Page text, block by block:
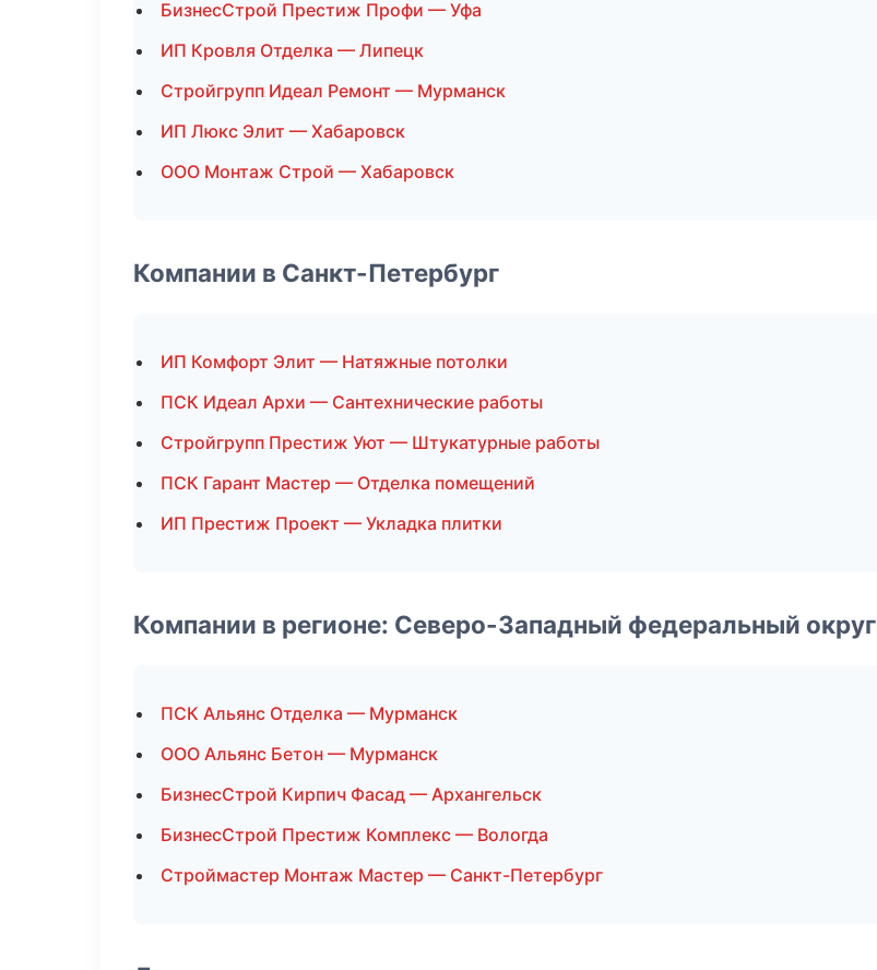
БизнесСтрой Престиж Профи — Уфа
ИП Кровля Отделка — Липецк
Стройгрупп Идеал Ремонт — Мурманск
ИП Люкс Элит — Хабаровск
ООО Монтаж Строй — Хабаровск
Компании в Санкт-Петербург
ИП Комфорт Элит — Натяжные потолки
ПСК Идеал Архи — Сантехнические работы
Стройгрупп Престиж Уют — Штукатурные работы
ПСК Гарант Мастер — Отделка помещений
ИП Престиж Проект — Укладка плитки
Компании в регионе: Северо-Западный федеральный округ
ПСК Альянс Отделка — Мурманск
ООО Альянс Бетон — Мурманск
БизнесСтрой Кирпич Фасад — Архангельск
БизнесСтрой Престиж Комплекс — Вологда
Строймастер Монтаж Мастер — Санкт-Петербург